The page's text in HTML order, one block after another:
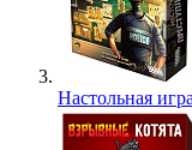
Настольная